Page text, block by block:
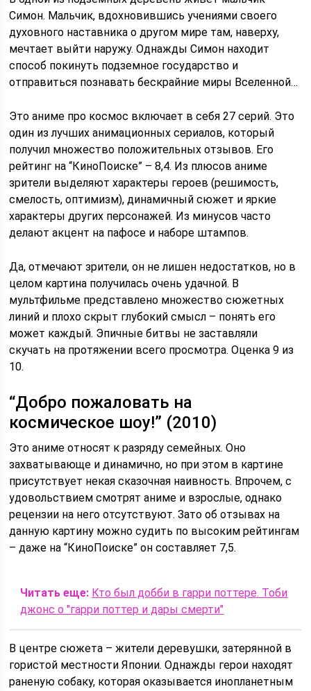
Симон. Мальчик, вдохновившись учениями своего
духовного наставника о другом мире там, наверху,
мечтает выйти наружу. Однажды Симон находит
способ покинуть подземное государство и
отправиться познавать бескрайние миры Вселенной…
Это аниме про космос включает в себя 27 серий. Это
один из лучших анимационных сериалов, который
получил множество положительных отзывов. Его
рейтинг на “КиноПоиске” – 8,4. Из плюсов аниме
зрители выделяют характеры героев (решимость,
смелость, оптимизм), динамичный сюжет и яркие
характеры других персонажей. Из минусов часто
делают акцент на пафосе и наборе штампов.
Да, отмечают зрители, он не лишен недостатков, но в
целом картина получилась очень удачной. В
мультфильме представлено множество сюжетных
линий и плохо скрыт глубокий смысл – понять его
может каждый. Эпичные битвы не заставляли
скучать на протяжении всего просмотра. Оценка 9 из
10.
“Добро пожаловать на
космическое шоу!” (2010)
Это аниме относят к разряду семейных. Оно
захватывающе и динамично, но при этом в картине
присутствует некая сказочная наивность. Впрочем, с
удовольствием смотрят аниме и взрослые, однако
рецензии на него отсутствуют. Зато об отзывах на
данную картину можно судить по высоким рейтингам
– даже на “КиноПоиске” он составляет 7,5.
Читать еще: Кто был добби в гарри поттере. Тоби
джонс о "гарри поттер и дары смерти"
В центре сюжета – жители деревушки, затерянной в
гористой местности Японии. Однажды герои находят
раненую собаку, которая оказывается инопланетным